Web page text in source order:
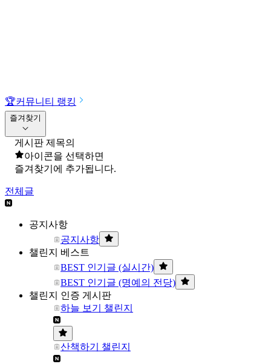
🏆커뮤니티 랭킹
즐겨찾기
게시판 제목의
아이콘을 선택하면
즐겨찾기에 추가됩니다.
전체글
공지사항
공지사항
챌린지 베스트
BEST 인기글 (실시간)
BEST 인기글 (명예의 전당)
챌린지 인증 게시판
하늘 보기 챌린지
산책하기 챌린지